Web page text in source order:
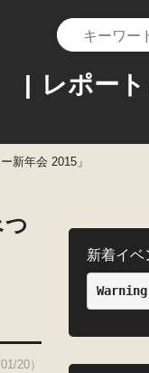
| レポー
新年会 2015」
20）
新着イベ
Warning